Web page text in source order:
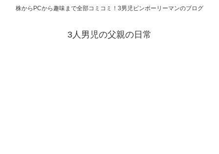
株からPCから趣味まで全部コミコミ！3男児ビンボーリーマンのブログ
3人男児の父親の日常